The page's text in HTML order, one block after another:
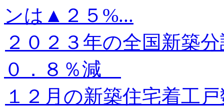
ンは▲２５%...
２０２３年の全国新築
０．８％減
１２月の新築住宅着